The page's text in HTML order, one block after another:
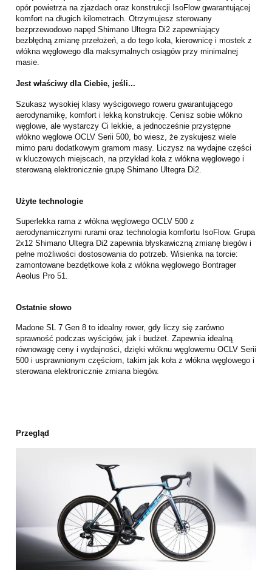
opór powietrza na zjazdach oraz konstrukcji IsoFlow gwarantującej
komfort na długich kilometrach. Otrzymujesz sterowany
bezprzewodowo napęd Shimano Ultegra Di2 zapewniający
bezbłędną zmianę przełożeń, a do tego koła, kierownicę i mostek z
włókna węglowego dla maksymalnych osiągów przy minimalnej
masie.
Jest właściwy dla Ciebie, jeśli...
Szukasz wysokiej klasy wyścigowego roweru gwarantującego
aerodynamikę, komfort i lekką konstrukcję. Cenisz sobie włókno
węglowe, ale wystarczy Ci lekkie, a jednocześnie przystępne
włókno węglowe OCLV Serii 500, bo wiesz, że zyskujesz wiele
mimo paru dodatkowym gramom masy. Liczysz na wydajne części
w kluczowych miejscach, na przykład koła z włókna węglowego i
sterowaną elektronicznie grupę Shimano Ultegra Di2.
Użyte technologie
Superlekka rama z włókna węglowego OCLV 500 z
aerodynamicznymi rurami oraz technologia komfortu IsoFlow. Grupa
2x12 Shimano Ultegra Di2 zapewnia błyskawiczną zmianę biegów i
pełne możliwości dostosowania do potrzeb. Wisienka na torcie:
zamontowane bezdętkowe koła z włókna węglowego Bontrager
Aeolus Pro 51.
Ostatnie słowo
Madone SL 7 Gen 8 to idealny rower, gdy liczy się zarówno
sprawność podczas wyścigów, jak i budżet. Zapewnia idealną
równowagę ceny i wydajności, dzięki włóknu węglowemu OCLV Serii
500 i usprawnionym częściom, takim jak koła z włókna węglowego i
sterowana elektronicznie zmiana biegów.
Przegląd